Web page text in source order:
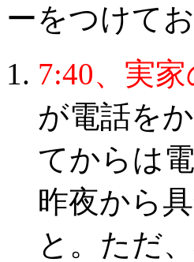
ーをつけてお
7:40、実
が電話を
てからは
昨夜から
と。ただ